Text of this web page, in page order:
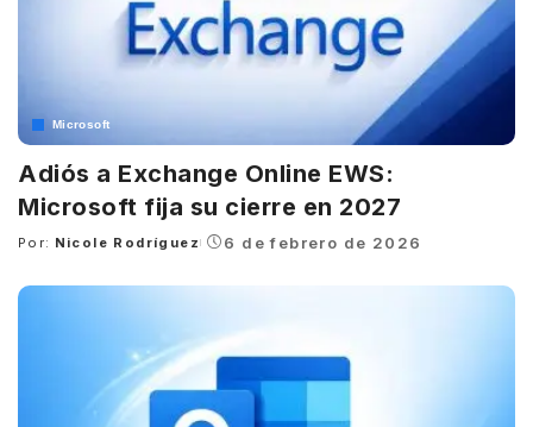
Microsoft
Adiós a Exchange Online EWS:
Microsoft fija su cierre en 2027
Posted
Por: Nicole Rodríguez 6 de febrero de 2026